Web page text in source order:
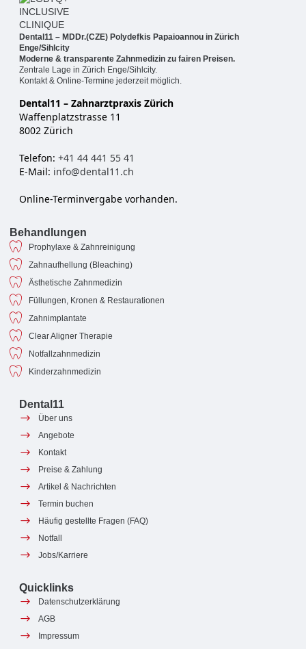
Dental11 – MDDr.(CZE) Polydefkis Papaioannou in Zürich
Enge/Sihlcity
Moderne & transparente Zahnmedizin zu fairen Preisen.
Zentrale Lage in Zürich Enge/Sihlcity.
Kontakt & Online-Termine jederzeit möglich.
Dental11 – Zahnarztpraxis Zürich
Waffenplatzstrasse 11
8002 Zürich
Telefon: +41 44 441 55 41
E-Mail: info@dental11.ch
Online-Terminvergabe vorhanden.
Behandlungen
Prophylaxe & Zahnreinigung
Zahnaufhellung (Bleaching)
Ästhetische Zahnmedizin
Füllungen, Kronen & Restaurationen
Zahnimplantate
Clear Aligner Therapie
Notfallzahnmedizin
Kinderzahnmedizin
Dental11
Über uns
Angebote
Kontakt
Preise & Zahlung
Artikel & Nachrichten
Termin buchen
Häufig gestellte Fragen (FAQ)
Notfall
Jobs/Karriere
Quicklinks
Datenschutzerklärung
AGB
Impressum